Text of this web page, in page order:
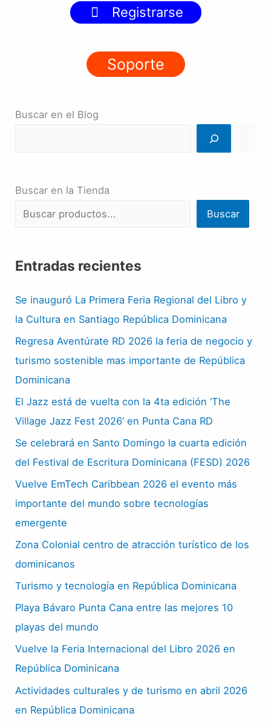
Registrarse
Soporte
Buscar en el Blog
Buscar en la Tienda
Buscar
Entradas recientes
Se inauguró La Primera Feria Regional del Libro y
la Cultura en Santiago República Dominicana
Regresa Aventúrate RD 2026 la feria de negocio y
turismo sostenible mas importante de República
Dominicana
El Jazz está de vuelta con la 4ta edición ‘The
Village Jazz Fest 2026’ en Punta Cana RD
Se celebrará en Santo Domingo la cuarta edición
del Festival de Escritura Dominicana (FESD) 2026
Vuelve EmTech Caribbean 2026 el evento más
importante del mundo sobre tecnologías
emergente
Zona Colonial centro de atracción turístico de los
dominicanos
Turismo y tecnología en República Dominicana
Playa Bávaro Punta Cana entre las mejores 10
playas del mundo
Vuelve la Feria Internacional del Libro 2026 en
República Dominicana
Actividades culturales y de turismo en abril 2026
en República Dominicana